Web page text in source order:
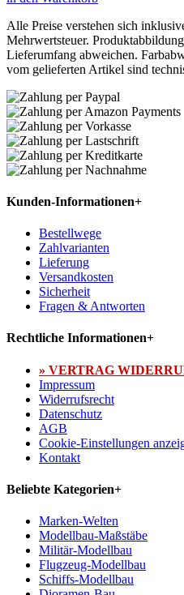
Alle Preise verstehen sich
Mehrwertsteuer.
Lieferumfang abweichen.
vom gelieferten Artikel sind
Kunden-Informationen+
Bestellwege
Zahlvarianten
Lieferung
Versandkosten
Sicherheit
Fragen & Antworten
Rechtliche Informationen+
» VERTRAG
Impressum
Widerrufsrecht
Datenschutz
AGB
Cookie-Einstellungen
Kontakt
Beliebte Kategorien+
Marken-Welten
Modellbau-Maßstäbe
Militär-Modellbau
Flugzeug-Modellbau
Schiffs-Modellbau